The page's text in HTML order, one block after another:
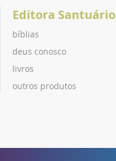
Editora Santuário
bíblias
deus conosco
livros
outros produtos